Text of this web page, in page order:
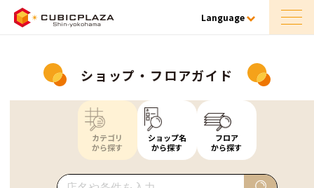
Language
ショップ・フロアガイド
カテゴリ
から探す
ショップ名
から探す
フロア
から探す